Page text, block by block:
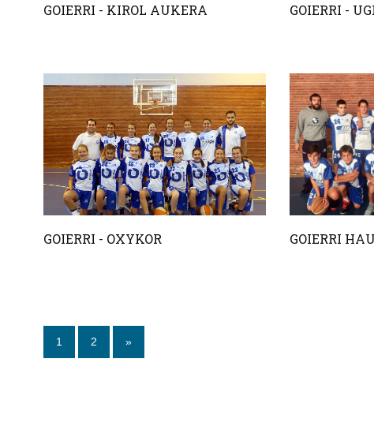
GOIERRI - KIROL AUKERA GOIERRI -
GOIERRI - OXYKOR GOIERRI
1 2 »